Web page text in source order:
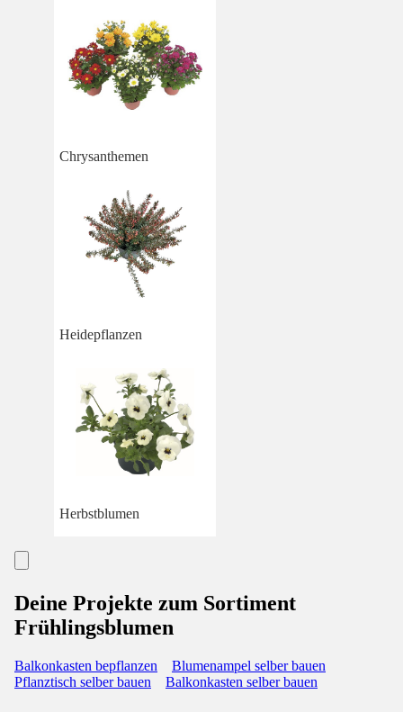
Chrysanthemen
Heidepflanzen
Herbstblumen
Deine Projekte zum Sortiment
Frühlingsblumen
Balkonkasten bepflanzen
Blumenampel selber bauen
Pflanztisch selber bauen
Balkonkasten selber bauen